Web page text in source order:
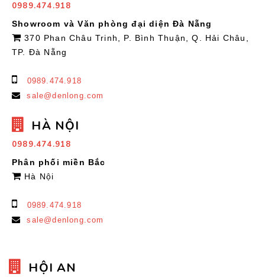
0989.474.918
Showroom và Văn phòng đại diện Đà Nẵng
370 Phan Châu Trinh, P. Bình Thuận, Q. Hải Châu,
TP. Đà Nẵng
0989.474.918
sale@denlong.com
HÀ NỘI
0989.474.918
Phân phối miền Bắc
Hà Nội
0989.474.918
sale@denlong.com
HỘI AN